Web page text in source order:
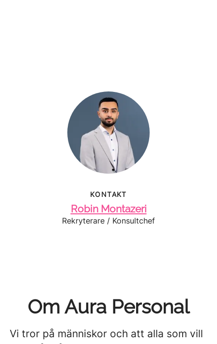
KONTAKT
Robin Montazeri
Rekryterare / Konsultchef
Om Aura Personal
Vi tror på människor och att alla som vill